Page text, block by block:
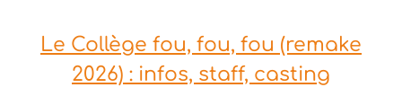
Le Collège fou, fou, fou (remake
2026) : infos, staff, casting